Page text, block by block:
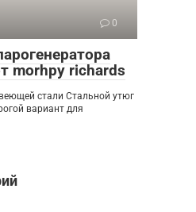
0
morhpy richards
стали Стальной утюг
вариант для